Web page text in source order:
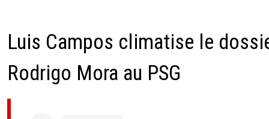
Luis Campos climatise le
Rodrigo Mora au PSG